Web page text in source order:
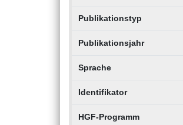
Publikationstyp
Publikationsjahr
Sprache
Identifikator
HGF-Programm